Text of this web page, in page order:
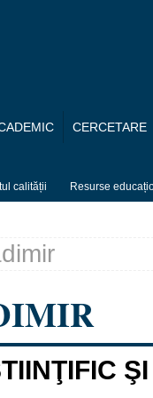
CERCETARE
calității Resurse